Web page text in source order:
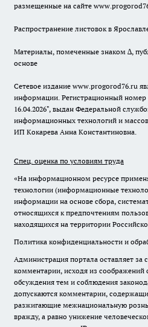
размещенные на сайте
Распространение листовок в
Материалы, помеченные знаком ∆,
основе
Сетевое издание www.progorod76.ru
информации. Регистрационный
16.04.2026", выдан Федеральной
информационных технологий и
ИП Кокарева Анна Константиновна.
Спец. оценка по условиям труда
«На информационном ресурсе
технологии (информационные
информации на основе сбора,
относящихся к предпочтениям
находящихся на территории
Политика конфиденциальности и
Администрация портала оставляет за
комментарии, исходя из соображений
обсуждения тем и соблюдения
допускаются комментарии,
разжигающие межнациональную
вражду, а равно унижение